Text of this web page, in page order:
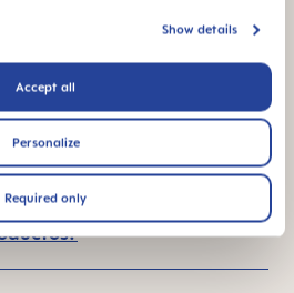
Show details
Accept all
Personalize
Required only
recomienda para el
deben